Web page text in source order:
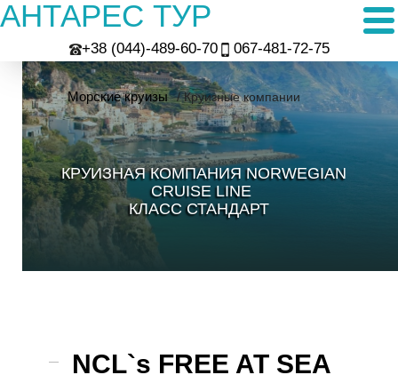
АНТАРЕС ТУР
+38 (044)-489-60-70 067-481-72-75
Морские круизы / Круизные компании
КРУИЗНАЯ КОМПАНИЯ NORWEGIAN
CRUISE LINE
КЛАСС СТАНДАРТ
NCL`s FREE AT SEA